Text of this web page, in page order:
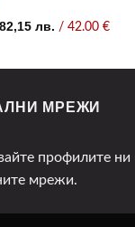
Original
price
82,15 лв. Текущата
/ 42.00 €
МРЕЖИ
профилите ни
мрежи.